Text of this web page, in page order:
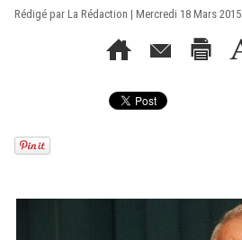
Rédigé par La Rédaction | Mercredi 18 Mars 2015